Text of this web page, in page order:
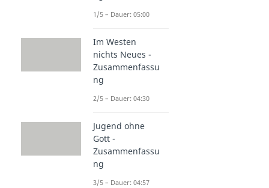
1/5 – Dauer: 05:00
Im Westen
nichts Neues -
Zusammenfassu
ng
2/5 – Dauer: 04:30
Jugend ohne
Gott -
Zusammenfassu
ng
3/5 – Dauer: 04:57